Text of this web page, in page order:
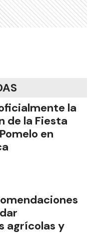
la
de la Fiesta
en
agrícolas y